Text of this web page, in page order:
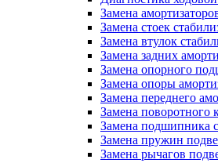
Замена
Замена стоек
Замена втулок
Замена задних
Замена опорного
Замена опоры
Замена переднего
Замена поворотного
Замена подшипника
Замена пружин
Замена рычагов